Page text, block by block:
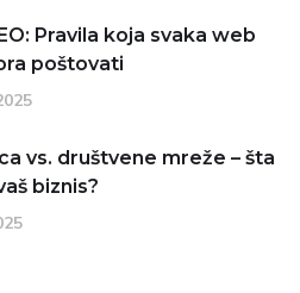
Pravila koja svaka web
poštovati
vs. društvene mreže – šta
biznis?